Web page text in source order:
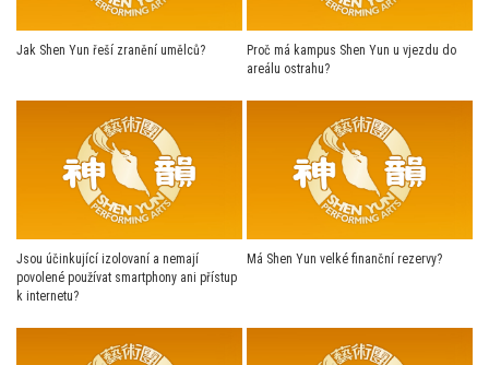
Jak Shen Yun řeší zranění umělců?
Proč má kampus Shen Yun u vjezdu do
areálu ostrahu?
Jsou účinkující izolovaní a nemají
povolené používat smartphony ani přístup
k internetu?
Má Shen Yun velké finanční rezervy?